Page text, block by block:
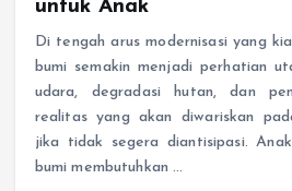
untuk Anak
Di tengah arus modernisasi yang
bumi semakin menjadi perhatian
udara, degradasi hutan, dan
realitas yang akan diwariskan
jika tidak segera diantisipasi.
bumi membutuhkan …